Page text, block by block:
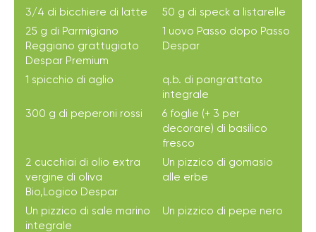
3/4 di bicchiere di latte
50 g di speck a listarelle
25 g di Parmigiano
Reggiano grattugiato
Despar Premium
1 uovo Passo dopo Passo
Despar
1 spicchio di aglio
q.b. di pangrattato
integrale
300 g di peperoni rossi
6 foglie (+ 3 per
decorare) di basilico
fresco
2 cucchiai di olio extra
vergine di oliva
Bio,Logico Despar
Un pizzico di gomasio
alle erbe
Un pizzico di sale marino
integrale
Un pizzico di pepe nero